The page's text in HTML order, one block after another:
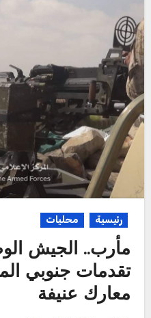
رئيسية محليات
مأرب.. الجيش
تقدمات جنوبي
معارك عنيفة